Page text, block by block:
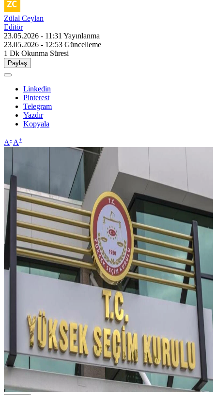
Zülal Ceylan
Editör
23.05.2026 - 11:31 Yayınlanma
23.05.2026 - 12:53 Güncelleme
1 Dk Okunma Süresi
Paylaş
Linkedin
Pinterest
Telegram
Yazdır
Kopyala
A- A+